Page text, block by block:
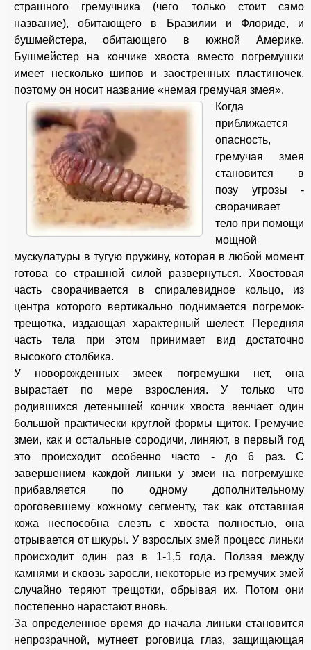
страшного гремучника (чего только стоит само
название), обитающего в Бразилии и Флориде, и
бушмейстера, обитающего в южной Америке.
Бушмейстер на кончике хвоста вместо погремушки
имеет несколько шипов и заостренных пластиночек,
поэтому он носит название «немая гремучая змея».
Когда
приближается
опасность,
гремучая змея
становится в
позу угрозы -
сворачивает
тело при помощи
мощной
мускулатуры в тугую пружину, которая в любой момент
готова со страшной силой развернуться. Хвостовая
часть сворачивается в спиралевидное кольцо, из
центра которого вертикально поднимается погремок-
трещотка, издающая характерный шелест. Передняя
часть тела при этом принимает вид достаточно
высокого столбика.
У новорожденных змеек погремушки нет, она
вырастает по мере взросления. У только что
родившихся детенышей кончик хвоста венчает один
большой практически круглой формы щиток. Гремучие
змеи, как и остальные сородичи, линяют, в первый год
это происходит особенно часто - до 6 раз. С
завершением каждой линьки у змеи на погремушке
прибавляется по одному дополнительному
ороговевшему кожному сегменту, так как отставшая
кожа неспособна слезть с хвоста полностью, она
отрывается от шкуры. У взрослых змей процесс линьки
происходит один раз в 1-1,5 года. Ползая между
камнями и сквозь заросли, некоторые из гремучих змей
случайно теряют трещотки, обрывая их. Потом они
постепенно нарастают вновь.
За определенное время до начала линьки становится
непрозрачной, мутнеет роговица глаз, защищающая